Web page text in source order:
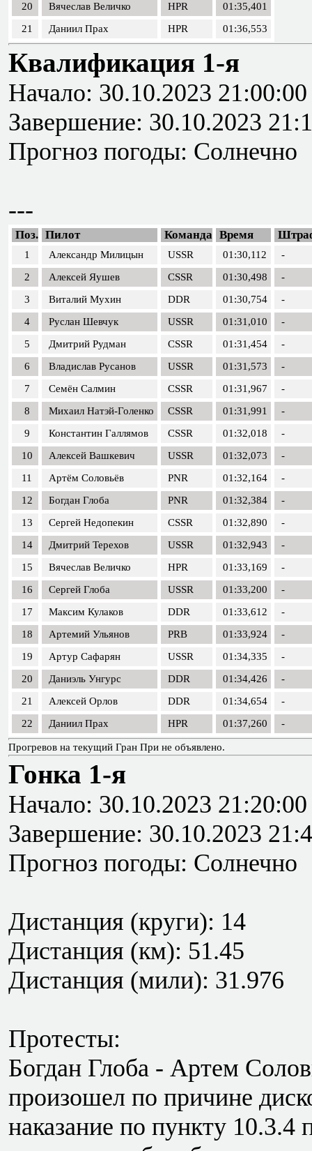
20
Вячеслав Величко HPR
01:35,401
21
Даниил Прах HPR 01:36,553
Квалификация 1-я
Начало: 30.10.2023 21:00:00
Завершение: 30.10.2023
Прогноз погоды: Солнечно
---
Поз. Пилот Команда Время
1 Александр Милицын USSR 01:30,112
-
2
Алексей Яушев CSSR 01:30,498
-
3
Виталий Мухин DDR 01:30,754
-
4
Руслан Шевчук USSR 01:31,010
-
5
Дмитрий Рудман CSSR 01:31,454
-
6
Владислав Русанов USSR 01:31,573
-
7
Семён Салмин CSSR 01:31,967
-
8
Михаил Натэй-Голенко CSSR 01:31,991
-
9
Константин Галлямов CSSR 01:32,018
-
10
Алексей Вашкевич USSR 01:32,073
-
11
Артём Соловьёв PNR 01:32,164
-
12
Богдан Глоба PNR 01:32,384
-
13
Сергей Недопекин CSSR 01:32,890
-
14
Дмитрий Терехов USSR 01:32,943
-
15
Вячеслав Величко HPR 01:33,169
-
16
Сергей Глоба USSR 01:33,200
-
17
Максим Кулаков DDR 01:33,612
-
18
Артемий Ульянов PRB 01:33,924
-
19
Артур Сафарян USSR 01:34,335
-
20
Даниэль Унгурс DDR 01:34,426
-
21
Алексей Орлов DDR 01:34,654
-
22
Даниил Прах HPR 01:37,260 -
Прогревов на текущий Гран При не объявлено.
Гонка 1-я
Начало: 30.10.2023 21:20:00
Завершение: 30.10.2023
Прогноз погоды: Солнечно
Дистанция (круги): 14
Дистанция (км): 51.45
Дистанция (мили): 31.976
Протесты:
Богдан Глоба - Артем
произошел по причине
наказание по пункту